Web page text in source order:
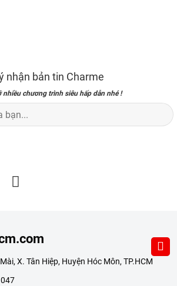
nhận bản tin Charme
nhiều chương trình siêu hấp dẫn nhé !
X. Tân Hiệp, Huyện Hóc Môn, TP.HCM